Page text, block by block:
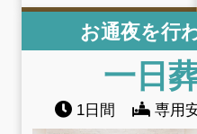
お通夜を行
一日
1日間 専用